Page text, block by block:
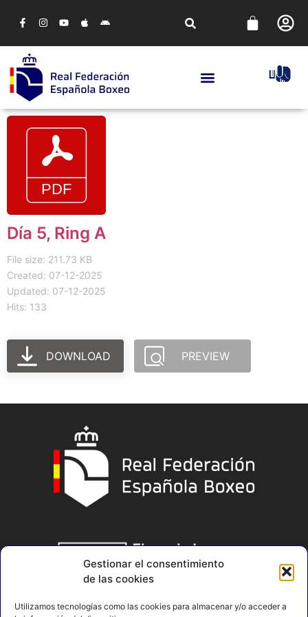
Gestionar el consentimiento
de las cookies
Utilizamos tecnologías como las cookies para almacenar y/o acceder a
Día 5, Ring A
File size: 211.73 KB
Created: 07-12-2025
Updated: 07-12-2025
Hits: 133
DOWNLOAD PREVIEW